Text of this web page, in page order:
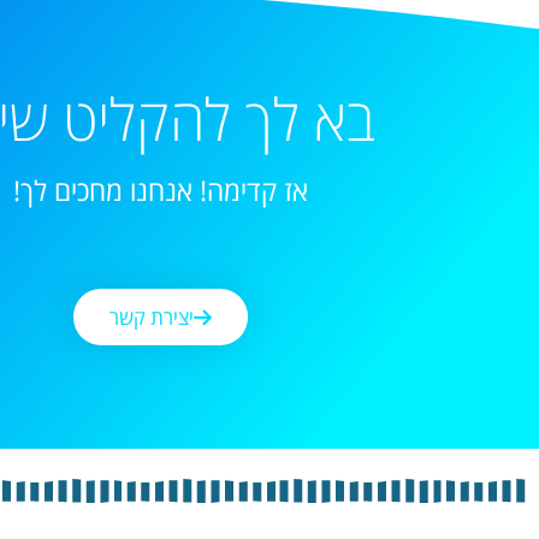
בא לך להקליט
אז קדימה! אנחנו מחכים לך!
יצירת קשר